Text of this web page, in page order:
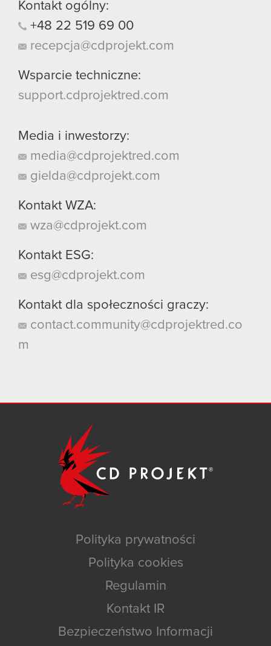
Kontakt ogólny:
+48 22 519 69 00
recepcja@cdprojekt.com
Wsparcie techniczne:
support.cdprojektred.com
Media i inwestorzy:
media@cdprojektred.com
gielda@cdprojekt.com
Kontakt WZA:
wza@cdprojekt.com
Kontakt ESG:
esg@cdprojekt.com
Kontakt dla społeczności graczy:
contact.community@cdprojektred.co
m
Polityka prywatności
Polityka cookies
Regulamin
Kontakt IR
Bezpieczeństwo Informacji